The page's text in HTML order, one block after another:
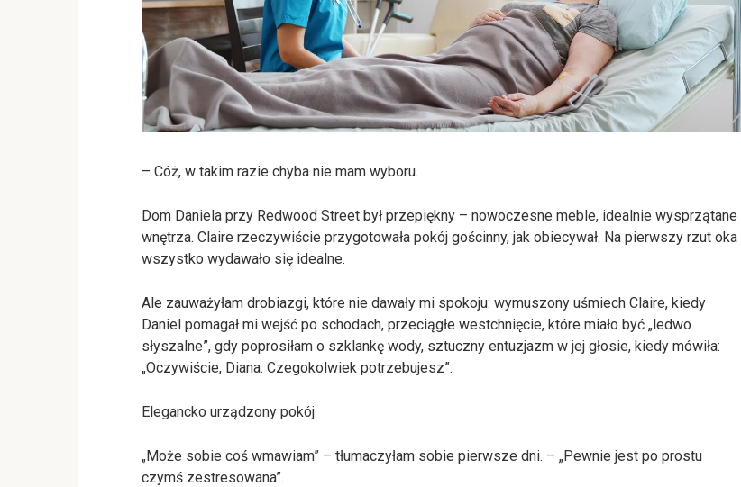
– Cóż, w takim razie chyba nie mam wyboru.
Dom Daniela przy Redwood Street był przepiękny – nowoczesne meble, idealnie wysprzątane
wnętrza. Claire rzeczywiście przygotowała pokój gościnny, jak obiecywał. Na pierwszy rzut oka
wszystko wydawało się idealne.
Ale zauważyłam drobiazgi, które nie dawały mi spokoju: wymuszony uśmiech Claire, kiedy
Daniel pomagał mi wejść po schodach, przeciągłe westchnięcie, które miało być „ledwo
słyszalne”, gdy poprosiłam o szklankę wody, sztuczny entuzjazm w jej głosie, kiedy mówiła:
„Oczywiście, Diana. Czegokolwiek potrzebujesz”.
Elegancko urządzony pokój
„Może sobie coś wmawiam” – tłumaczyłam sobie pierwsze dni. – „Pewnie jest po prostu
czymś zestresowana”.